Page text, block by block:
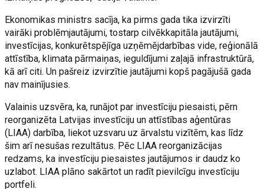
Ekonomikas ministrs sacīja, ka pirms gada tika izvirzīti
vairāki problēmjautājumi, tostarp cilvēkkapitāla jautājumi,
investīcijas, konkurētspējīga uzņēmējdarbības vide, reģionālā
attīstība, klimata pārmaiņas, ieguldījumi zaļajā infrastruktūrā,
kā arī citi. Un pašreiz izvirzītie jautājumi kopš pagājušā gada
nav mainījusies.
Valainis uzsvēra, ka, runājot par investīciju piesaisti, pērn
reorganizēta Latvijas investīciju un attīstības aģentūras
(LIAA) darbība, liekot uzsvaru uz ārvalstu vizītēm, kas līdz
šim arī nesušas rezultātus. Pēc LIAA reorganizācijas
redzams, ka investīciju piesaistes jautājumos ir daudz ko
uzlabot. LIAA plāno sakārtot un radīt pievilcīgu investīciju
portfeli.